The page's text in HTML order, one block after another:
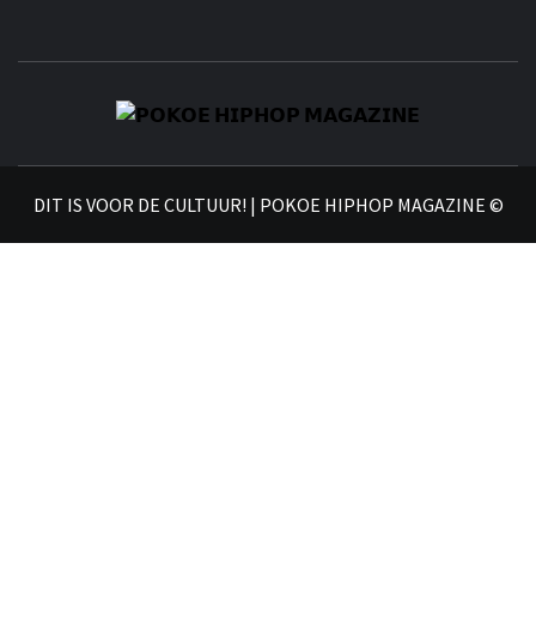
DIT IS VOOR DE CULTUUR! | POKOE HIPHOP MAGAZINE ©